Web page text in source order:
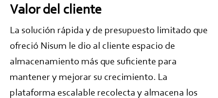
Valor del cliente
La solución rápida y de presupuesto limitado que
ofreció Nisum le dio al cliente espacio de
almacenamiento más que suficiente para
mantener y mejorar su crecimiento. La
plataforma escalable recolecta y almacena los